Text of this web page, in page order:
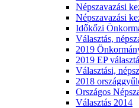
Népszavazási
Népszavazási
Időkőzi
Választás,
2019
2019 EP
Választási,
2018
Országos
Választás 2014